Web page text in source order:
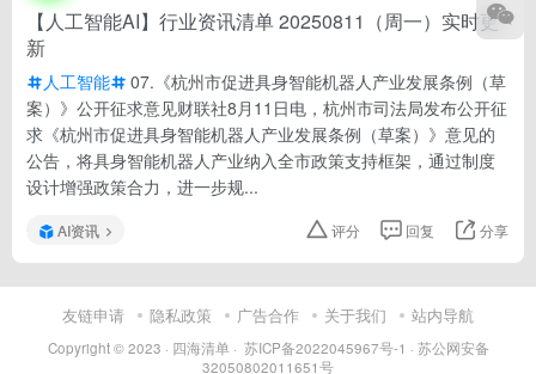
【人工智能AI】行业资讯清单 20250811（周一）实时更
新
人工智能
07.《杭州市促进具身智能机器人产业发展条例（草
案）》公开征求意见财联社8月11日电，杭州市司法局发布公开征
求《杭州市促进具身智能机器人产业发展条例（草案）》意见的
公告，将具身智能机器人产业纳入全市政策支持框架，通过制度
设计增强政策合力，进一步规...
AI资讯 评分 回复 分享
友链申请 隐私政策 广告合作 关于我们 站内导航
Copyright © 2023 · 四海清单· 苏ICP备2022045967号-1 · 苏公网安备
32050802011651号